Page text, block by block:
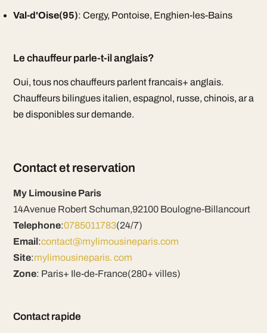
Val-d'Oise(95): Cergy, Pontoise, Enghien-les-Bains
Le chauffeur parle-t-il anglais?
Oui, tous nos chauffeurs parlent francais+ anglais.
Chauffeurs bilingues italien, espagnol, russe, chinois, ar a
be disponibles sur demande.
Contact et reservation
My Limousine Paris
14Avenue Robert Schuman,92100 Boulogne-Billancourt
Telephone:0785011783(24/7)
Email:contact@mylimousineparis.com
Site:mylimousineparis. com
Zone: Paris+ Ile-de-France(280+ villes)
Contact rapide